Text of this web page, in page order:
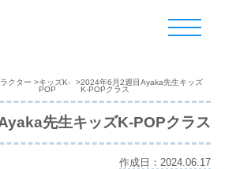
クター >キッズK-
POP
>2024年6月2週目Ayaka先生キッズ
K-POPクラス
先生キッズK-POPクラス
作成日：2024.06.17